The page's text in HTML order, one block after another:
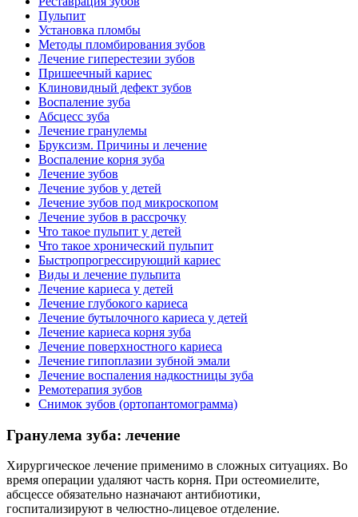
Пульпит
Установка пломбы
Методы пломбирования зубов
Лечение гиперестезии зубов
Пришеечный кариес
Клиновидный дефект зубов
Воспаление зуба
Абсцесс зуба
Лечение гранулемы
Бруксизм. Причины и лечение
Воспаление корня зуба
Лечение зубов
Лечение зубов у детей
Лечение зубов под микроскопом
Лечение зубов в рассрочку
Что такое пульпит у детей
Что такое хронический пульпит
Быстропрогрессирующий кариес
Виды и лечение пульпита
Лечение кариеса у детей
Лечение глубокого кариеса
Лечение бутылочного кариеса у детей
Лечение кариеса корня зуба
Лечение поверхностного кариеса
Лечение гипоплазии зубной эмали
Лечение воспаления надкостницы зуба
Ремотерапия зубов
Снимок зубов (ортопантомограмма)
Гранулема зуба: лечение
Хирургическое лечение применимо в сложных ситуациях. Во
время операции удаляют часть корня. При остеомиелите,
абсцессе обязательно назначают антибиотики,
госпитализируют в челюстно-лицевое отделение.